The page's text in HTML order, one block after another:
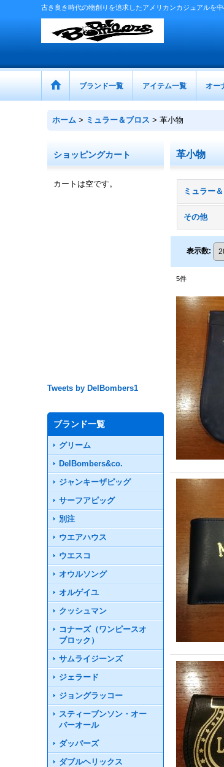
古き良き時代の物創りを追求したアメリカンカジュアルを
ブランド一覧 アイテム一覧 オー
ホーム > ミュラー＆ブロス > 革小物
ショッピングカート
カートは空です。
Tweets by DelBombers1
ブランド一覧
グリーム
DelBombers&co.
ジャンキーザピッグ
サーフアピッグ
別注
ウエアハウス
ウエスコ
オウルソング
オルゲイユ
クッシュマン
コナーズ（ワンピースオ
ブロック）
サムライジーンズ
ジェラード
ジョングラッコー
スティーブンソン・オー
バーオール
ダッパーズ
ダブルヘリックス
革小物
ミュラー
その他
表示数:
5件